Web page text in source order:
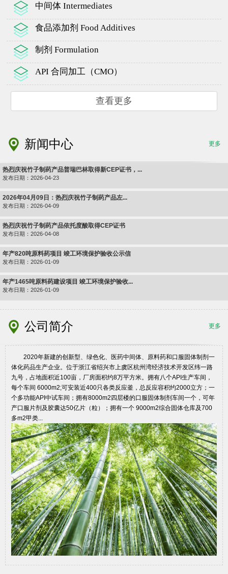
中间体 Intermediates
食品添加剂 Food Additives
制剂 Formulation
API 合同加工（CMO）
查看更多
新闻中心 更多
热烈庆祝竹子制药产品普瑞巴林取得新CEP证书，...
发布日期：2026-04-23
2026年04月09日：热烈庆祝竹子制药产品左...
发布日期：2026-04-09
热烈庆祝竹子制药产品依托度酸取得CEP证书
发布日期：2026-04-08
年产820吨原料药项目 竣工环境保护验收公示信
发布日期：2026-01-09
年产1465吨原料药建设项目 竣工环境保护验收...
发布日期：2026-01-09
公司简介 更多
2020年新建的创新型、绿色化、医药中间体、原料药和口服固体制剂一
体化药品生产企业。位于浙江省绍兴市上虞区杭州湾经济技术开发区纬一路
九号，占地面积近100亩，厂房面积约8万平方米。拥有八个API生产车间，
每个车间 6000m2;可安装近400只各类反应釜，总反应容积约2000立方；一
个多功能API中试车间；拥有8000m2四层楼的口服固体制剂车间一个，可年
产口服片剂及胶囊达50亿片（粒）；拥有一个 9000m2综合固体仓库及700
多m2甲类...